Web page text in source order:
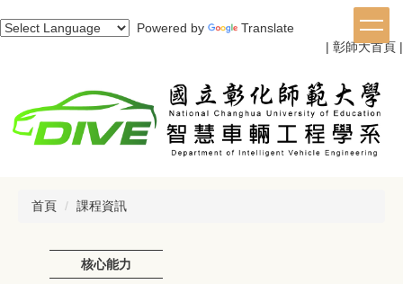
到
區
Powered by
Translate
| 彰師大首頁 |
首頁 課程資訊
核心能力